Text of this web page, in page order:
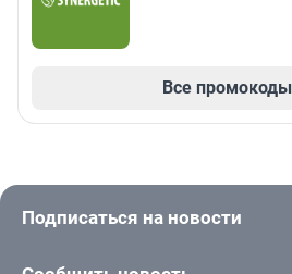
Все промокоды
Подписаться на новости